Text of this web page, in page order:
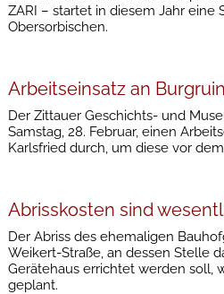
ZARI – startet in diesem Jahr eine
Obersorbischen.
Arbeitseinsatz an
Der Zittauer Geschichts- und
Samstag, 28. Februar, einen
Karlsfried durch, um diese vor
Abrisskosten sind
Der Abriss des ehemaligen
Weikert-Straße, an dessen Stelle
Gerätehaus errichtet werden soll,
geplant.